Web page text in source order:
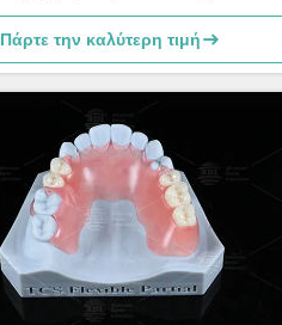
Πάρτε την καλύτερη τιμή